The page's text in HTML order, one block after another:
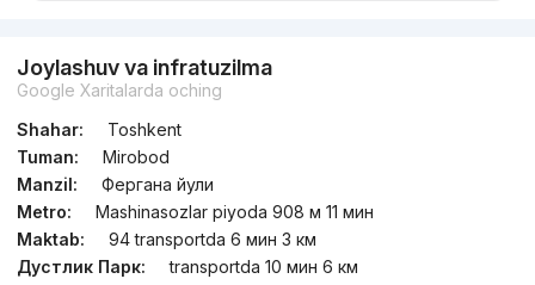
Joylashuv va infratuzilma
Google Xaritalarda oching
Shahar:
Toshkent
Tuman:
Mirobod
Manzil:
Фергана йули
Metro:
Mashinasozlar piyoda 908 м 11 мин
Maktab:
94 transportda 6 мин 3 км
Дустлик Парк:
transportda 10 мин 6 км